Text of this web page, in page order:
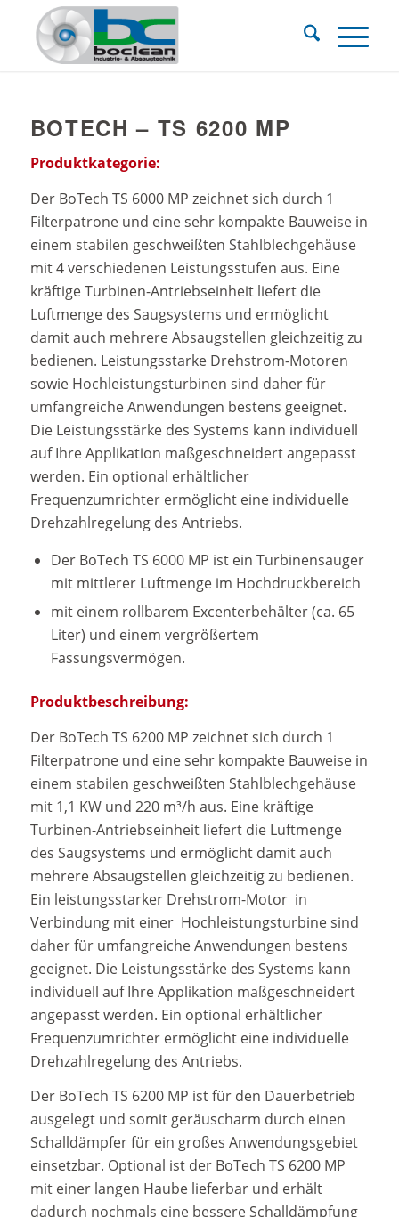
BOTECH – TS 6200 MP
Produktkategorie:
Der BoTech TS 6000 MP zeichnet sich durch 1
Filterpatrone und eine sehr kompakte Bauweise in
einem stabilen geschweißten Stahlblechgehäuse
mit 4 verschiedenen Leistungsstufen aus. Eine
kräftige Turbinen-Antriebseinheit liefert die
Luftmenge des Saugsystems und ermöglicht
damit auch mehrere Absaugstellen gleichzeitig zu
bedienen. Leistungsstarke Drehstrom-Motoren
sowie Hochleistungsturbinen sind daher für
umfangreiche Anwendungen bestens geeignet.
Die Leistungsstärke des Systems kann individuell
auf Ihre Applikation maßgeschneidert angepasst
werden. Ein optional erhältlicher
Frequenzumrichter ermöglicht eine individuelle
Drehzahlregelung des Antriebs.
Der BoTech TS 6000 MP ist ein Turbinensauger
mit mittlerer Luftmenge im Hochdruckbereich
mit einem rollbarem Excenterbehälter (ca. 65
Liter) und einem vergrößertem
Fassungsvermögen.
Produktbeschreibung:
Der BoTech TS 6200 MP zeichnet sich durch 1
Filterpatrone und eine sehr kompakte Bauweise in
einem stabilen geschweißten Stahlblechgehäuse
mit 1,1 KW und 220 m³/h aus. Eine kräftige
Turbinen-Antriebseinheit liefert die Luftmenge
des Saugsystems und ermöglicht damit auch
mehrere Absaugstellen gleichzeitig zu bedienen.
Ein leistungsstarker Drehstrom-Motor in
Verbindung mit einer Hochleistungsturbine sind
daher für umfangreiche Anwendungen bestens
geeignet. Die Leistungsstärke des Systems kann
individuell auf Ihre Applikation maßgeschneidert
angepasst werden. Ein optional erhältlicher
Frequenzumrichter ermöglicht eine individuelle
Drehzahlregelung des Antriebs.
Der BoTech TS 6200 MP ist für den Dauerbetrieb
ausgelegt und somit geräuscharm durch einen
Schalldämpfer für ein großes Anwendungsgebiet
einsetzbar. Optional ist der BoTech TS 6200 MP
mit einer langen Haube lieferbar und erhält
dadurch nochmals eine bessere Schalldämpfung